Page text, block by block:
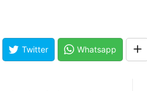
Twitter Whatsapp